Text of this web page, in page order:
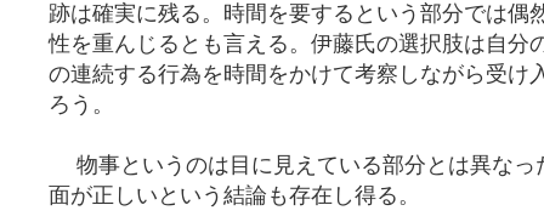
跡は確実に残る。時間を要するという部分では偶
性を重んじるとも言える。伊藤氏の選択肢は自分
の連続する行為を時間をかけて考察しながら受け
ろう。
物事というのは目に見えている部分とは異なっ
面が正しいという結論も存在し得る。